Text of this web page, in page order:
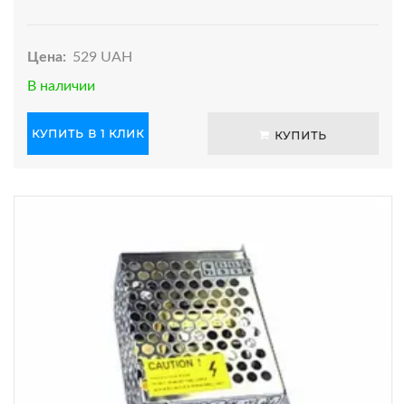
Цена: 529 UAH
В наличии
КУПИТЬ В 1 КЛИК КУПИТЬ